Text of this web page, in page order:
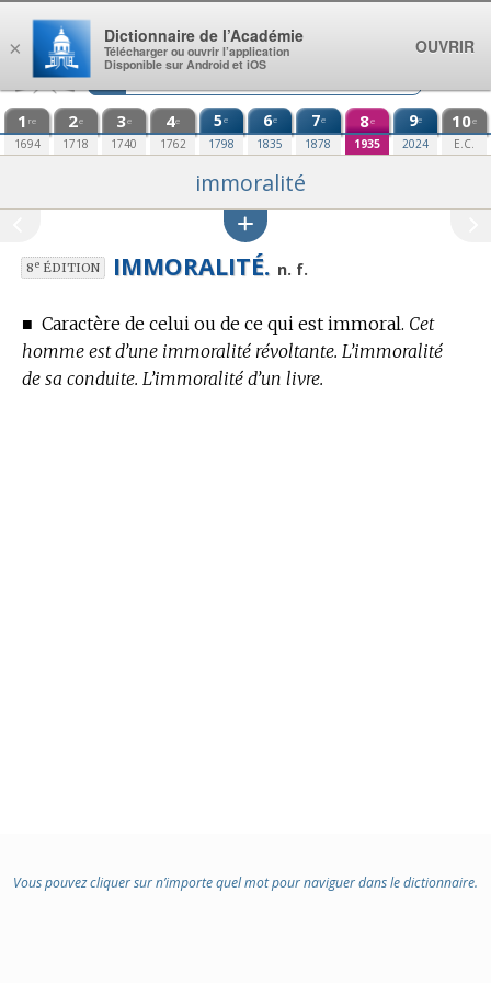
Aller au contenu
1 re
1694
2e
1718
3e
1740
4e
1762
5e
1798
6e
1835
7e
1878
8e
1935
9e
2024
10e
E.C.
immoralité
8eÉDITION IMMORALITÉ. n. f.
■ Caractère de celui ou de ce qui est immoral. Cet
homme est d’une immoralité révoltante. L’immoralité
de sa conduite. L’immoralité d’un livre.
Vous pouvez cliquer sur n’importe quel mot pour naviguer dans le dictionnaire.
×
Dictionnaire de l’Académie
Télécharger ou ouvrir l’application
Disponible sur Android et iOS
OUVRIR